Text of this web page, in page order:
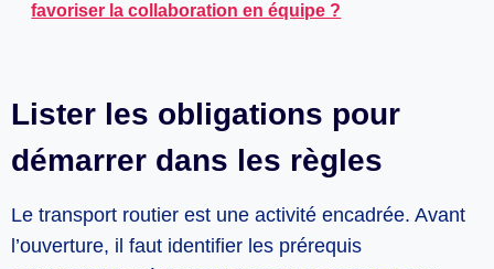
favoriser la collaboration en équipe ?
Lister les obligations pour
démarrer dans les règles
Le transport routier est une activité encadrée. Avant
l’ouverture, il faut identifier les prérequis